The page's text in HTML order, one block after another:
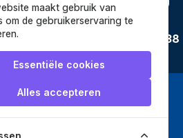
bijWebwinkel
3638
reviews.
een webshop van
maakt gebruik van
om de gebruikerservaring te
Essentiële cookies
Alles accepteren